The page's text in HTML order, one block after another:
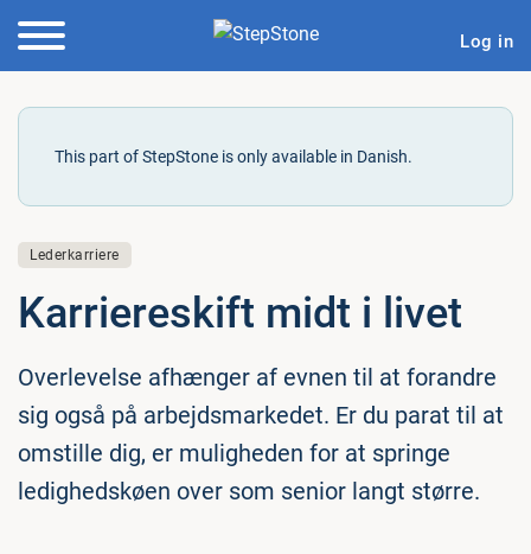
Log in
This part of StepStone is only available in Danish.
Lederkarriere
Kar­ri­e­reskift midt i livet
Overlevelse afhænger af evnen til at forandre
sig også på arbejdsmarkedet. Er du parat til at
omstille dig, er muligheden for at springe
ledighedskøen over som senior langt større.